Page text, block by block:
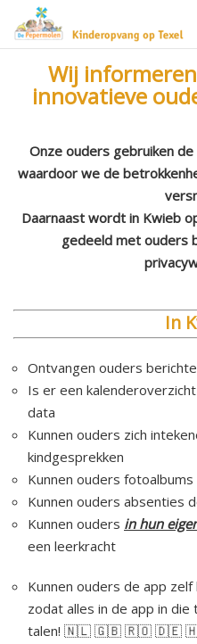
Kinderopvang Texel De
Home Foto's
Wij
innovatieve
Onze ouders gebruiken
waardoor we de
Daarnaast wordt in Kwieb
gedeeld met ouders
In
Ontvangen ouders
Is er een
data
Kunnen ouders zich
kindgesprekken
Kunnen ouders fotoalbums
Kunnen ouders absenties
Kunnen ouders in hun
een leerkracht
Kunnen ouders de app
zodat alles in de app in die
talen! 🇳🇱 🇬🇧 🇷🇴 🇩🇪